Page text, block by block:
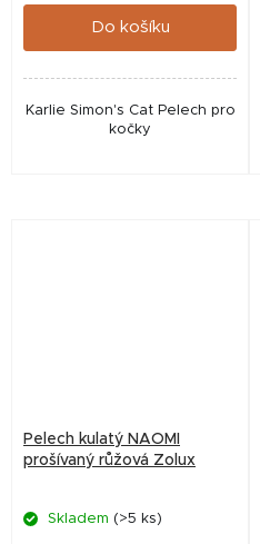
Do košíku
Karlie Simon's Cat Pelech pro
kočky
Pelech kulatý NAOMI
prošívaný růžová Zolux
Skladem (>5 ks)